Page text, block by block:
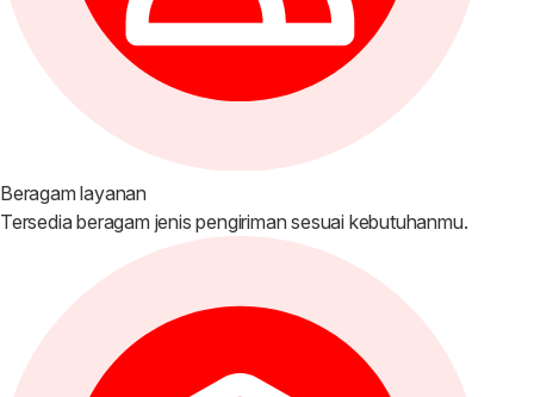
Beragam layanan
Tersedia beragam jenis pengiriman sesuai kebutuhanmu.